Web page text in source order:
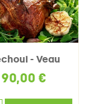
- Veau
90,00 €